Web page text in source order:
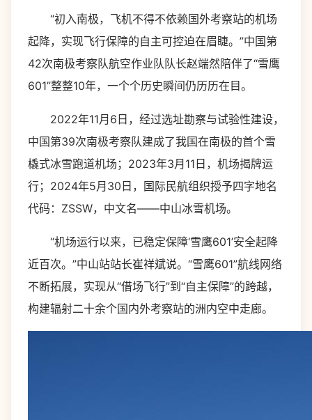
“初入南极，飞机不得不依赖国外考察站的机场
起降，实现飞行保障的自主可控迫在眉睫。”中国第
42次南极考察队航空作业队队长赵端然陪伴了“雪鹰
601”整整10年，一个个历史瞬间仍历历在目。
2022年11月6日，经过选址勘察与试验性建设，
中国第39次南极考察队建成了我国在南极的首个雪
橇式冰雪跑道机场；2023年3月11日，机场揭牌运
行；2024年5月30日，国际民航组织授予四字地名
代码：ZSSW，中文名——中山冰雪机场。
“机场运行以来，已稳定保障‘雪鹰601’安全起降
近百次。”中山站站长崔祥斌说。“雪鹰601”航线网络
不断拓展，实现从“借场飞行”到“自主保障”的跨越，
构建辐射二十余个国内外考察站的洲内空中走廊。